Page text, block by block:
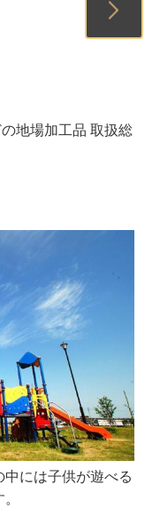
地場加工品 取扱総
には子供が遊べる